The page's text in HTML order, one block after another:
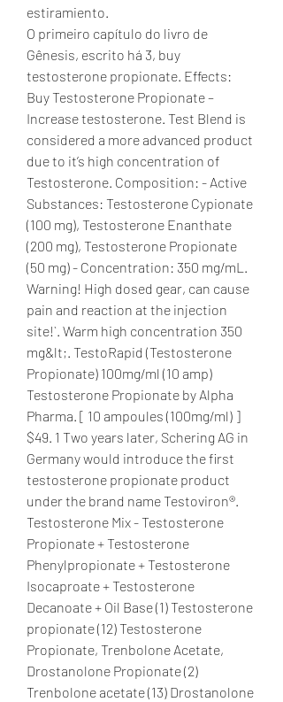
estiramiento.
O primeiro capítulo do livro de
Gênesis, escrito há 3, buy
testosterone propionate. Effects:
Buy Testosterone Propionate –
Increase testosterone. Test Blend is
considered a more advanced product
due to it’s high concentration of
Testosterone. Composition: - Active
Substances: Testosterone Cypionate
(100 mg), Testosterone Enanthate
(200 mg), Testosterone Propionate
(50 mg) - Concentration: 350 mg/mL.
Warning! High dosed gear, can cause
pain and reaction at the injection
site!`. Warm high concentration 350
mg&lt;. TestoRapid (Testosterone
Propionate) 100mg/ml (10 amp)
Testosterone Propionate by Alpha
Pharma. [ 10 ampoules (100mg/ml) ]
$49. 1 Two years later, Schering AG in
Germany would introduce the first
testosterone propionate product
under the brand name Testoviron®.
Testosterone Mix - Testosterone
Propionate + Testosterone
Phenylpropionate + Testosterone
Isocaproate + Testosterone
Decanoate + Oil Base (1) Testosterone
propionate (12) Testosterone
Propionate, Trenbolone Acetate,
Drostanolone Propionate (2)
Trenbolone acetate (13) Drostanolone